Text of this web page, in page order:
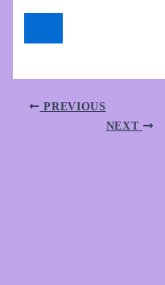
PREVIOUS
NEXT